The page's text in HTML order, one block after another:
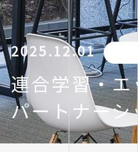
2025.12.01
連合学習・
パートナーシ